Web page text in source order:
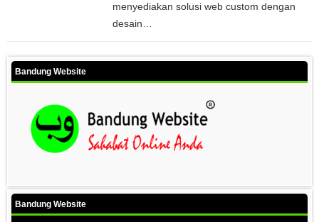
menyediakan solusi web custom dengan
desain…
Bandung Website
Bandung Website